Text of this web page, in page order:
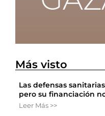
Más visto
Las defensas
pero su financiación
Leer Más >>